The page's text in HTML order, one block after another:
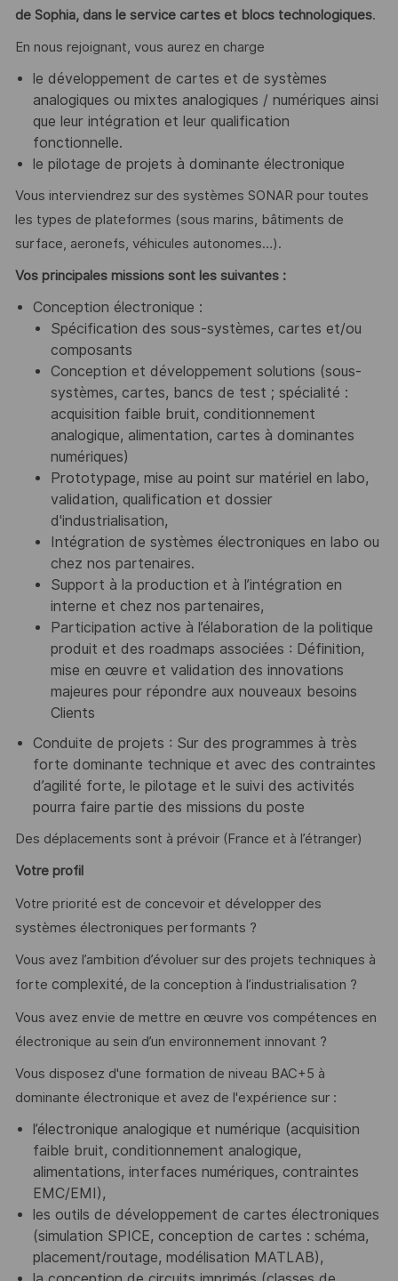
de Sophia, dans le service cartes et blocs technologiques.
En nous rejoignant, vous aurez en charge
le développement de cartes et de systèmes
analogiques ou mixtes analogiques / numériques ainsi
que leur intégration et leur qualification
fonctionnelle.
le pilotage de projets à dominante électronique
Vous interviendrez sur des systèmes SONAR pour toutes
les types de plateformes (sous marins, bâtiments de
surface, aeronefs, véhicules autonomes…).
Vos principales missions sont les suivantes :
Conception électronique :
Spécification des sous-systèmes, cartes et/ou
composants
Conception et développement solutions (sous-
systèmes, cartes, bancs de test ; spécialité :
acquisition faible bruit, conditionnement
analogique, alimentation, cartes à dominantes
numériques)
Prototypage, mise au point sur matériel en labo,
validation, qualification et dossier
d'industrialisation,
Intégration de systèmes électroniques en labo ou
chez nos partenaires.
Support à la production et à l’intégration en
interne et chez nos partenaires,
Participation active à l’élaboration de la politique
produit et des roadmaps associées : Définition,
mise en œuvre et validation des innovations
majeures pour répondre aux nouveaux besoins
Clients
Conduite de projets : Sur des programmes à très
forte dominante technique et avec des contraintes
d’agilité forte, le pilotage et le suivi des activités
pourra faire partie des missions du poste
Des déplacements sont à prévoir (France et à l’étranger)
Votre profil
Votre priorité est de concevoir et développer des
systèmes électroniques performants ?
Vous avez l’ambition d’évoluer sur des projets techniques à
forte complexité, de la conception à l’industrialisation ?
Vous avez envie de mettre en œuvre vos compétences en
électronique au sein d’un environnement innovant ?
Vous disposez d'une formation de niveau BAC+5 à
dominante électronique et avez de l'expérience sur :
l’électronique analogique et numérique (acquisition
faible bruit, conditionnement analogique,
alimentations, interfaces numériques, contraintes
EMC/EMI),
les outils de développement de cartes électroniques
(simulation SPICE, conception de cartes : schéma,
placement/routage, modélisation MATLAB),